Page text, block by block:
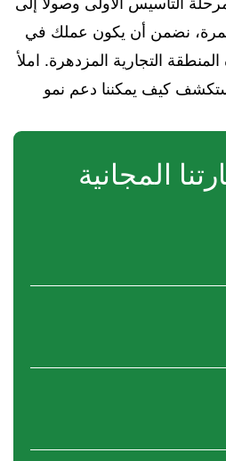
المجانية
نضمن أن يكون عملك في
التجارية المزدهرة. املأ
كيف يمكننا دعم نمو